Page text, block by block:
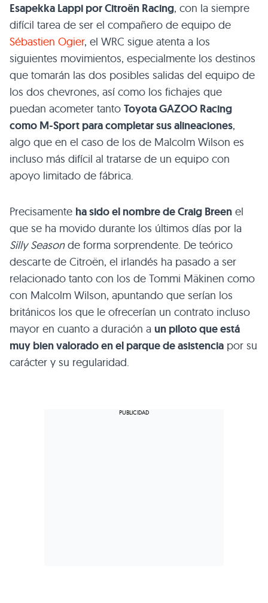
Esapekka Lappi por Citroën Racing, con la siempre
difícil tarea de ser el compañero de equipo de
Sébastien Ogier, el WRC sigue atenta a los
siguientes movimientos, especialmente los destinos
que tomarán las dos posibles salidas del equipo de
los dos chevrones, así como los fichajes que
puedan acometer tanto Toyota GAZOO Racing
como M-Sport para completar sus alineaciones,
algo que en el caso de los de Malcolm Wilson es
incluso más difícil al tratarse de un equipo con
apoyo limitado de fábrica.
Precisamente ha sido el nombre de Craig Breen el
que se ha movido durante los últimos días por la
Silly Seasonde forma sorprendente. De teórico
descarte de Citroën, el irlandés ha pasado a ser
relacionado tanto con los de Tommi Mäkinen como
con Malcolm Wilson, apuntando que serían los
británicos los que le ofrecerían un contrato incluso
mayor en cuanto a duración a un piloto que está
muy bien valorado en el parque de asistencia por su
carácter y su regularidad.